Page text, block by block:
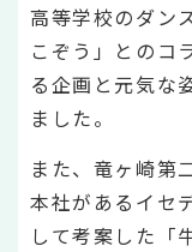
高等学校のダン
こぞう」とのコ
る企画と元気な
ました。
また、竜ヶ崎第
本社があるイセ
して考案した「